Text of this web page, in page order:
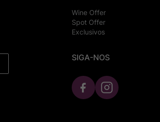
Wine Offer
Spot Offer
Exclusivos
SIGA-NOS